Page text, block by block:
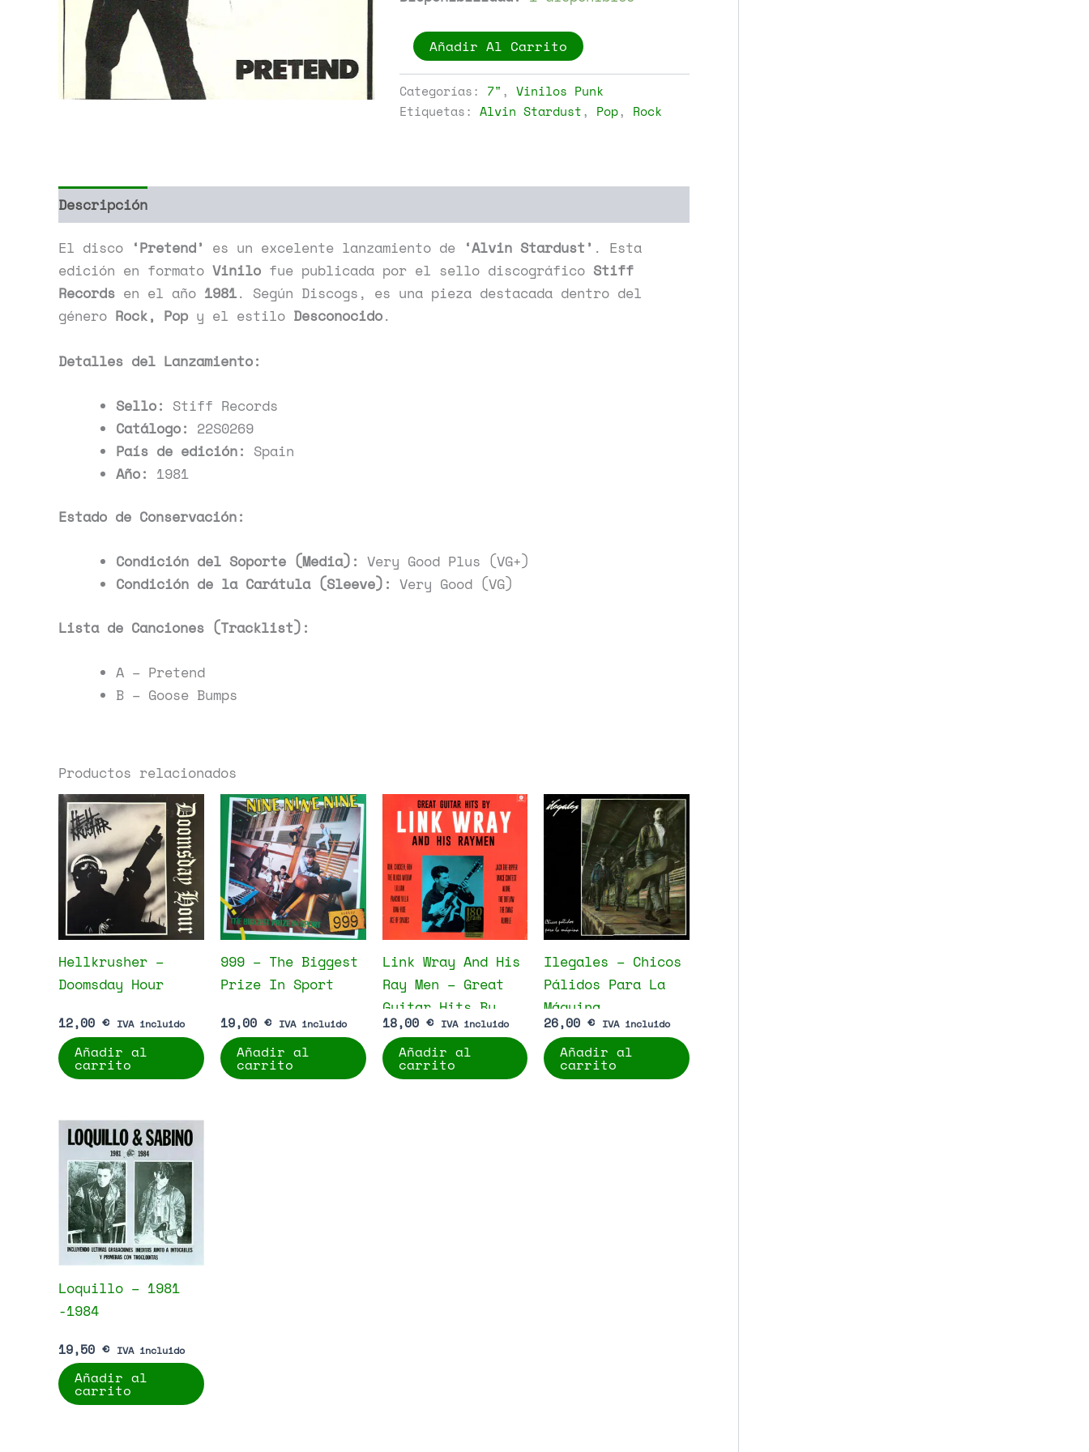
Alvin
Stardust
-
Pretend
cantidad
Añadir Al Carrito
Categorías: 7" , Vinilos Punk
Etiquetas: Alvin Stardust, Pop, Rock
Descripción
El disco ‘Pretend’ es un excelente lanzamiento de ‘Alvin Stardust’ . Esta
edición en formato Vinilo fue publicada por el sello discográfico Stiff
Records en el año 1981. Según Discogs, es una pieza destacada dentro del
género Rock, Pop y el estilo Desconocido.
Detalles del Lanzamiento:
Sello: Stiff Records
Catálogo: 22S0269
País de edición: Spain
Año: 1981
Estado de Conservación:
Condición del Soporte (Media): Very Good Plus (VG+)
Condición de la Carátula (Sleeve): Very Good (VG)
Lista de Canciones (Tracklist):
A – Pretend
B – Goose Bumps
Productos relacionados
Hellkrusher –
Doomsday Hour
12,00 € IVA incluido
Añadir al
carrito
999 – The Biggest
Prize In Sport
19,00 € IVA incluido
Añadir al
carrito
Link Wray And His
Ray Men – Great
Guitar Hits By
Link Wray And His
Raymen
18,00 € IVA incluido
Añadir al
carrito
Ilegales – Chicos
Pálidos Para La
Máquina
26,00€ IVA incluido
Añadir al
carrito
Loquillo – 1981
-1984
19,50 € IVA incluido
Añadir al
carrito